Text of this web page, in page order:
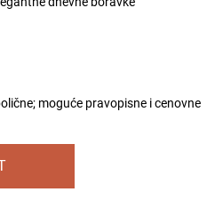
moguće pravopisne i cenovne